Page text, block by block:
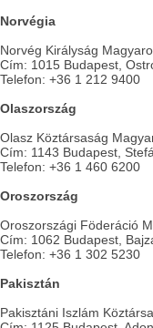
Norvégia
Norvég Királyság
Cím: 1015 Budapest,
Telefon: +36 1 212 9400
Olaszország
Olasz Köztársaság
Cím: 1143 Budapest,
Telefon: +36 1 460 6200
Oroszország
Oroszországi Föderáció
Cím: 1062 Budapest,
Telefon: +36 1 302 5230
Pakisztán
Pakisztáni Iszlám